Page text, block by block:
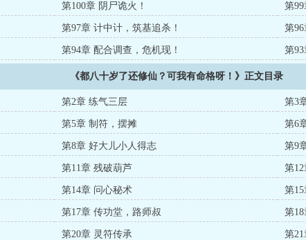
第100章 阴尸诡火！ 第
第97章 计中计，筑基追杀！ 第
第94章 配合调查，危机现！ 第93
《都八十岁了还修仙？可我有命格呀！》正文目录
第2章 练气三层 第3
第5章 制符，摆摊 第6
第8章 好大儿小人得志 第9
第11章 残破葫芦 第
第14章 问心秘术 第
第17章 传功堂，路师叔 第
第20章 灵符传承 第